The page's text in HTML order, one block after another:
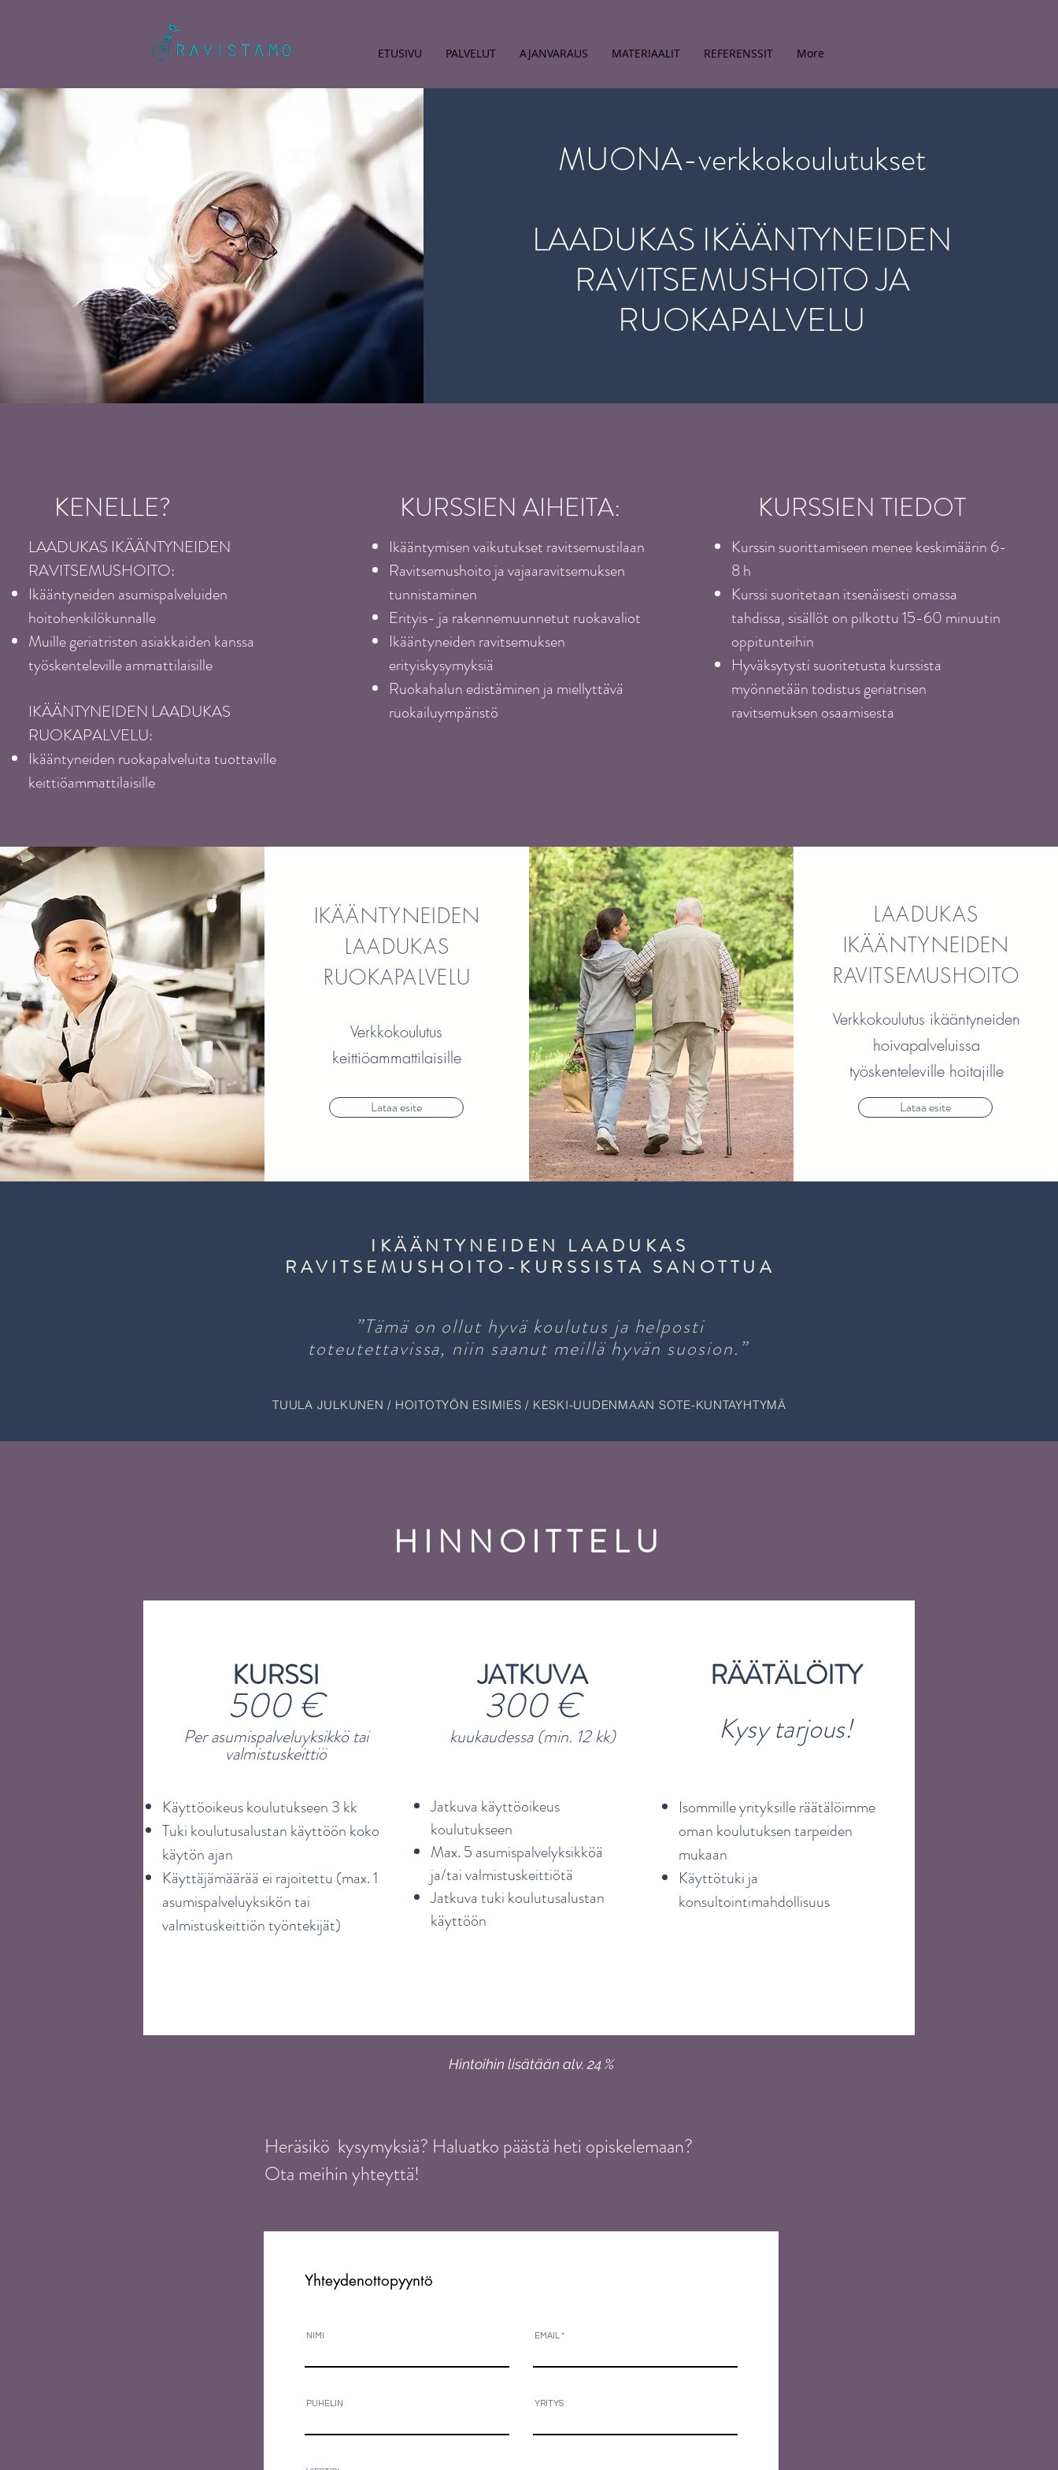
ETUSIVU PALVELUT AJANVARAUS MATERIAALIT REFERENSSIT More
MUONA-verkkokoulutukset
LAADUKAS IKÄÄNTYNEIDEN
RAVITSEMUSHOITO JA
RUOKAPALVELU
KENELLE?
LAADUKAS IKÄÄNTYNEIDEN
RAVITSEMUSHOITO:
Ikääntyneiden asumispalveluiden
hoitohenkilökunnalle
Muille geriatristen asiakkaiden kanssa
työskenteleville ammattilaisille
IKÄÄNTYNEIDEN LAADUKAS
RUOKAPALVELU:
Ikääntyneiden ruokapalveluita tuottaville
keittiöammattilaisille
KURSSIEN AIHEITA:
Ikääntymisen vaikutukset ravitsemustilaan
Ravitsemushoito ja vajaaravitsemuksen
tunnistaminen
Erityis- ja rakennemuunnetut ruokavaliot
Ikääntyneiden ravitsemuksen
erityiskysymyksiä
Ruokahalun edistäminen ja miellyttävä
ruokailuympäristö
KURSSIEN TIEDOT
Kurssin suorittamiseen menee keskimäärin 6-
8 h
Kurssi suoritetaan itsenäisesti omassa
tahdissa, sisällöt on pilkottu 15-60 minuutin
oppitunteihin
Hyväksytysti suoritetusta kurssista
myönnetään todistus geriatrisen
ravitsemuksen osaamisesta
IKÄÄNTYNEIDEN
LAADUKAS
RUOKAPALVELU
Verkkokoulutus
keittiöammattilaisille
Lataa esite
LAADUKAS
IKÄÄNTYNEIDEN
RAVITSEMUSHOITO
Verkkokoulutus ikääntyneiden
hoivapalveluissa
työskenteleville hoitajille
Lataa esite
IKÄÄNTYNEIDEN LAADUKAS
RAVITSEMUSHOITO-KURSSISTA SANOTTUA
”Tämä on ollut hyvä koulutus ja helposti
toteutettavissa, niin saanut meillä hyvän suosion.”
TUULA JULKUNEN / HOITOTYÖN ESIMIES / KESKI-UUDENMAAN SOTE-KUNTAYHTYMÄ
HINNOITTELU
KURSSI
500 €
Per asumispalveluyksikkö tai
valmistuskeittiö
Käyttöoikeus koulutukseen 3 kk
Tuki koulutusalustan käyttöön koko
käytön ajan
Käyttäjämäärää ei rajoitettu (max. 1
asumispalveluyksikön tai
valmistuskeittiön työntekijät)
JATKUVA
300 €
kuukaudessa (min. 12 kk)
Jatkuva käyttöoikeus
koulutukseen
Max. 5 asumispalvelyksikköä
ja/tai valmistuskeittiötä
Jatkuva tuki koulutusalustan
käyttöön
RÄÄTÄLÖITY
Kysy tarjous!
Isommille yrityksille räätälöimme
oman koulutuksen tarpeiden
mukaan
Käyttötuki ja
konsultointimahdollisuus
Hintoihin lisätään alv. 24 %
Heräsikö kysymyksiä? Haluatko päästä heti opiskelemaan?
Ota meihin yhteyttä!
Yhteydenottopyyntö
NIMI EMAIL
PUHELIN YRITYS